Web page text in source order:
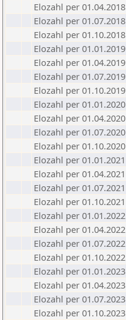
Elozahl per 01.04.2018
Elozahl per 01.07.2018
Elozahl per 01.10.2018
Elozahl per 01.01.2019
Elozahl per 01.04.2019
Elozahl per 01.07.2019
Elozahl per 01.10.2019
Elozahl per 01.01.2020
Elozahl per 01.04.2020
Elozahl per 01.07.2020
Elozahl per 01.10.2020
Elozahl per 01.01.2021
Elozahl per 01.04.2021
Elozahl per 01.07.2021
Elozahl per 01.10.2021
Elozahl per 01.01.2022
Elozahl per 01.04.2022
Elozahl per 01.07.2022
Elozahl per 01.10.2022
Elozahl per 01.01.2023
Elozahl per 01.04.2023
Elozahl per 01.07.2023
Elozahl per 01.10.2023